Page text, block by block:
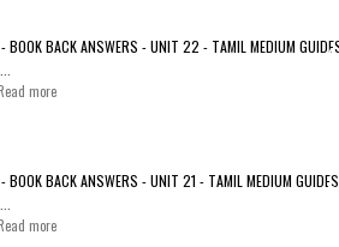
BOOK BACK ANSWERS - UNIT 22 - TAMIL MEDIUM
more
BOOK BACK ANSWERS - UNIT 21 - TAMIL MEDIUM GUIDES
more